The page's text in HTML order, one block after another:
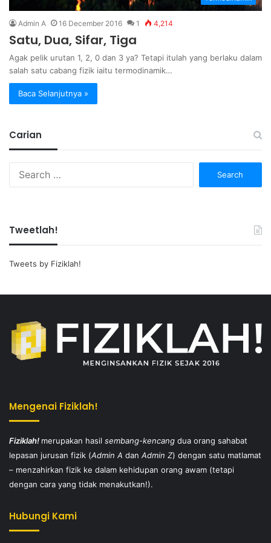
Admin A 16 December 2016 1 4,214
Satu, Dua, Sifar, Tiga
Agak pelik urutan 1, 2, 0 dan 3 ya? Tetapi itulah yang berlaku dalam
salah satu cabang fizik iaitu termodinamik…
Baca Selanjutnya »
Carian
Tweetlah!
Tweets by Fiziklah!
Mengenai Fiziklah!
Fiziklah! merupakan hasil sembang-kencang dua orang sahabat
lepasan jurusan fizik (Admin A dan Admin Z) dengan satu matlamat
– menzahirkan fizik ke dalam kehidupan orang awam (tetapi
dengan cara yang tidak menakutkan!).
Hubungi Kami